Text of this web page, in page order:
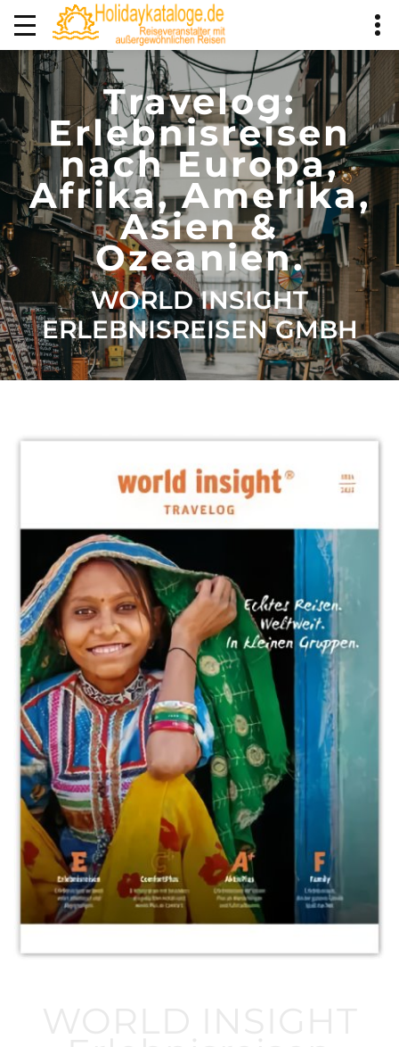
Travelog:
Erlebnisreisen
nach Europa,
Afrika, Amerika,
Asien &
Ozeanien.
WORLD INSIGHT
ERLEBNISREISEN GMBH